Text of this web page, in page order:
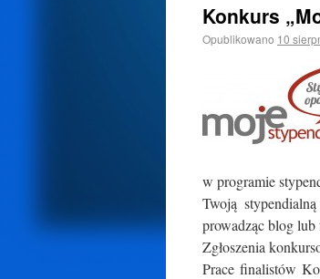
Konkurs
Opublikowano 10
w programie
Twoją
prowadząc blog lub
Zgłoszenia
Prace finalistów